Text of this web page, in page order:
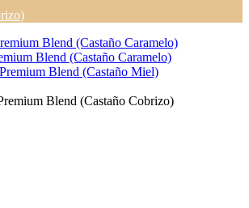
Blend (Castaño Caramelo)
Blend (Castaño Miel)